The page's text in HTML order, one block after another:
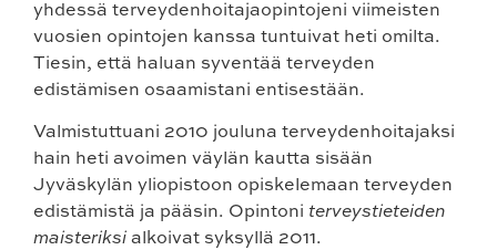
yhdessä terveydenhoitajaopintojeni viimeisten
vuosien opintojen kanssa tuntuivat heti omilta.
Tiesin, että haluan syventää terveyden
edistämisen osaamistani entisestään.
Valmistuttuani 2010 jouluna terveydenhoitajaksi
hain heti avoimen väylän kautta sisään
Jyväskylän yliopistoon opiskelemaan terveyden
edistämistä ja pääsin. Opintoni terveystieteiden
maisteriksialkoivat syksyllä 2011.